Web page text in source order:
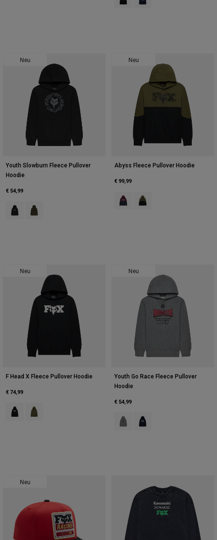
Neu
Youth Slowburn Fleece Pullover
Hoodie
€ 54,99
Product swatch type of Schwarz.
Product swatch type of Olivgrün.
Neu
Abyss Fleece Pullover Hoodie
€ 99,99
Product swatch type of Dunkles
Product swatch type of
Neu
F Head X Fleece Pullover Hoodie
€ 74,99
Product swatch type of Schwarz.
Product swatch type of Olivgrün.
Neu
Youth Go Race Fleece Pullover
Hoodie
€ 54,99
Product swatch type of
Product swatch type of
Neu